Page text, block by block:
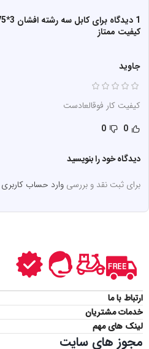
1 دیدگاه برای
کیفیت ممتاز
جاوید
کیفیت کار فوقالعادست
0
0
دیدگاه خود را بنویسید
برای ثبت نقد و بررسیوارد حساب
ارتباط با ما
خدمات مشتریان
لینک های مهم
مجوز های سایت